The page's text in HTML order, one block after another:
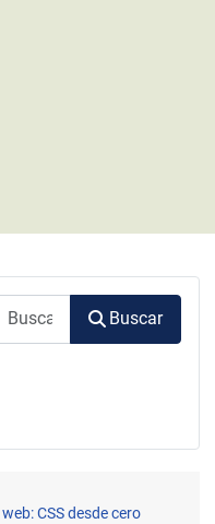
Buscar
CSS desde cero